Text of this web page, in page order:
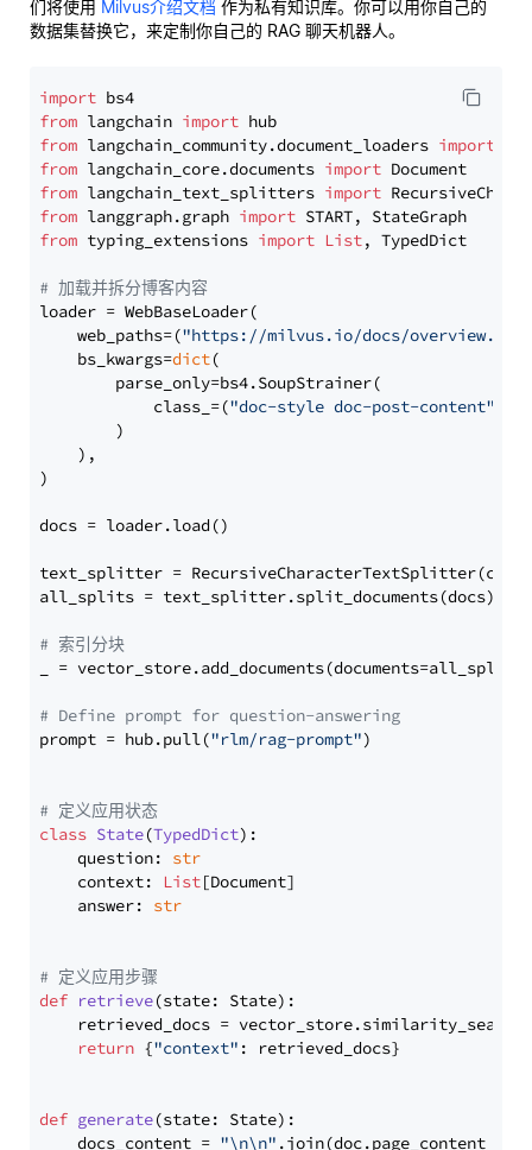
们将使用 Milvus介绍文档 作为私有知识库。你可以用你自己的
数据集替换它，来定制你自己的 RAG 聊天机器人。
import
from langchain import
from langchain_community.document_loaders import
from langchain_core.documents import
from langchain_text_splitters import
from langgraph.graph import
from typing_extensions import List, TypedDict
# 加载并拆分博客内容
loader = WebBaseLoader(
    web_paths=(
"https://milvus.io/docs/overview.md"
    bs_kwargs=
dict(
        parse_only=bs4.SoupStrainer(
            class_=(
"doc-style doc-post-content"
        )
    ),
)
docs = loader.load()
text_splitter =
all_splits = text_splitter.split_documents(docs)
# 索引分块
_ = vector_store.add_documents(documents=all_splits)
# Define prompt for question-answering
prompt = hub.pull("rlm/rag-prompt")
# 定义应用状态
class State(TypedDict):
    question:
str
    context:
List[Document]
    answer:
str
# 定义应用步骤
def retrieve(state: State):
retrieved_docs =
return {"context" : retrieved_docs}
def generate(state: State):
    docs_content =
"\n\n" .join(doc.page_content